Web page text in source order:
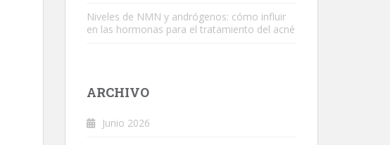
Niveles de NMN y andrógenos: cómo influir
en las hormonas para el tratamiento del acné
ARCHIVO
Junio 2026